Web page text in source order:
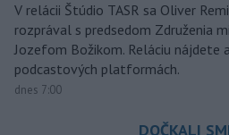
V relácii Štúdio TASR sa Oliver
rozprával s predsedom Združenia
Jozefom Božikom. Reláciu nájdete
podcastových platformách.
dnes 7:00
DOČKALI